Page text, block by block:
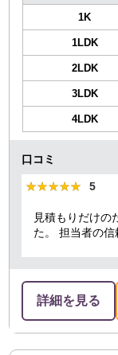
1K
1LDK
2LDK
3LDK
4LDK
口コミ
★★★★★
★★★★★ 5
見積もりだけの
た。 担当者の
せることで、
さり、ありがた
詳細を見る